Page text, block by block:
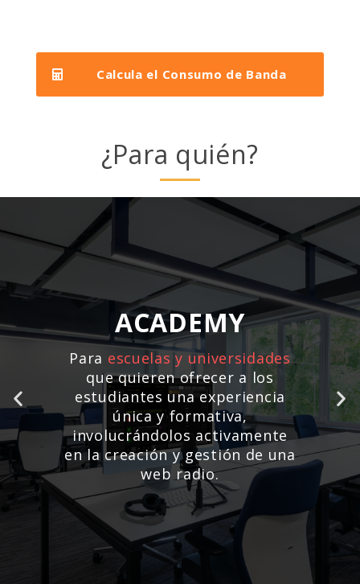
Calcula el Consumo de Banda
¿Para quién?
ACADEMY
Para escuelas y universidades
que quieren ofrecer a los
estudiantes una experiencia
única y formativa,
involucrándolos activamente
en la creación y gestión de una
web radio.